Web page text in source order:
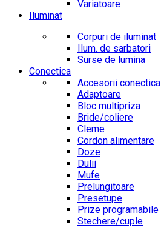
Variatoare
Iluminat
Corpuri de iluminat
Ilum. de sarbatori
Surse de lumina
Conectica
Accesorii conectica
Adaptoare
Bloc multipriza
Bride/coliere
Cleme
Cordon alimentare
Doze
Dulii
Mufe
Prelungitoare
Presetupe
Prize programabile
Stechere/cuple